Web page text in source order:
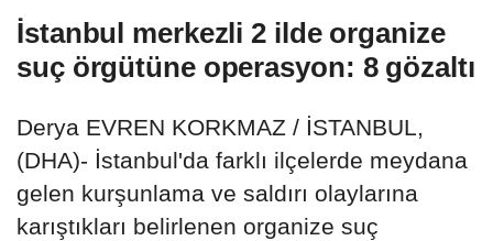
İstanbul merkezli 2 ilde organize
suç örgütüne operasyon: 8 gözaltı
Derya EVREN KORKMAZ / İSTANBUL,
(DHA)- İstanbul'da farklı ilçelerde meydana
gelen kurşunlama ve saldırı olaylarına
karıştıkları belirlenen organize suç